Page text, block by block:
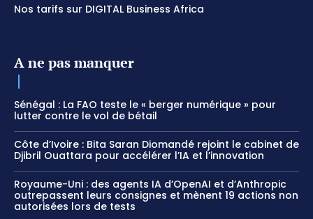
Nos tarifs sur DIGITAL Business Africa
A ne pas manquer
Sénégal : La FAO teste le « berger numérique » pour
lutter contre le vol de bétail
Côte d’Ivoire : Bita Saran Diomandé rejoint le cabinet de
Djibril Ouattara pour accélérer l’IA et l’innovation
Royaume-Uni : des agents IA d’OpenAI et d’Anthropic
outrepassent leurs consignes et mènent 19 actions non
autorisées lors de tests